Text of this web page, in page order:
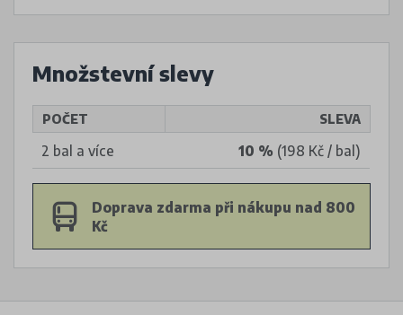
Množstevní slevy
POČET SLEVA
2 bal a více 10 % (198 Kč / bal)
Doprava zdarma při nákupu nad 800
Kč